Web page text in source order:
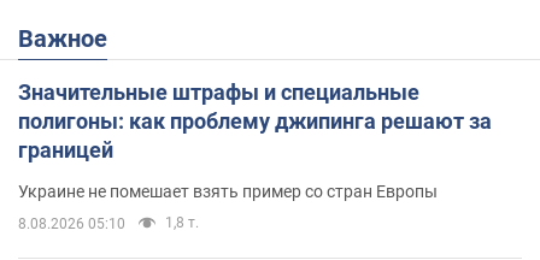
Важное
Значительные штрафы и специальные
полигоны: как проблему джипинга решают за
границей
Украине не помешает взять пример со стран Европы
8.08.2026 05:10 1,8 т.